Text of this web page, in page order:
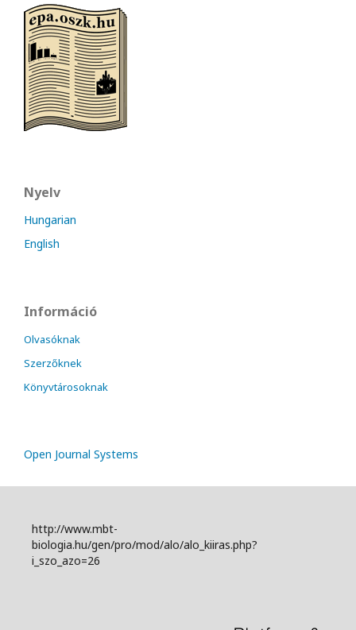
Nyelv
Hungarian
English
Információ
Olvasóknak
Szerzőknek
Könyvtárosoknak
Open Journal Systems
http://www.mbt-
biologia.hu/gen/pro/mod/alo/alo_kiiras.php?
i_szo_azo=26